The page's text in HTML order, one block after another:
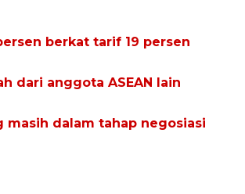
berkat tarif 19 persen
dari anggota ASEAN lain
dalam tahap negosiasi